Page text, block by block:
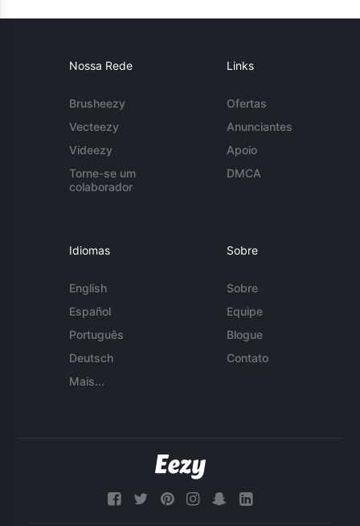
Nossa Rede
Brusheezy
Vecteezy
Videezy
Torne-se um
colaborador
Links
Ofertas
Anunciantes
Apoio
DMCA
Idiomas
English
Español
Português
Deutsch
Mais...
Sobre
Sobre
Equipe
Blogue
Contato